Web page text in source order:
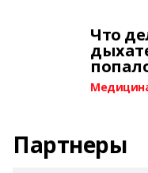
Что
Партнеры